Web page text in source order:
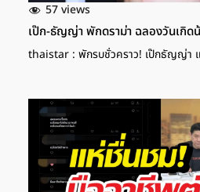
57 views
เป๊ก-ธัญญ่า พักดราม่า ฉลองวันเกิด
thaistar : พักรบชั่วคราว! เป๊กธัญญ่า